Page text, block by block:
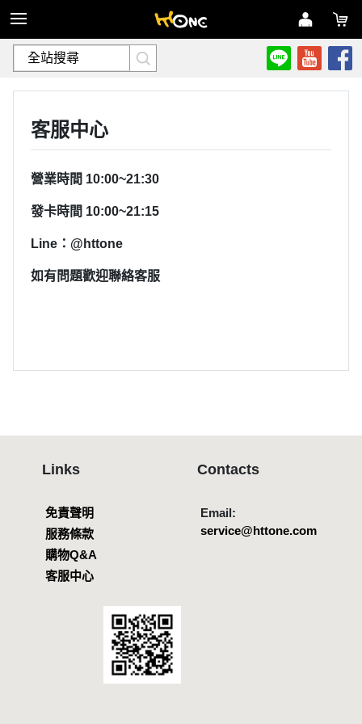
登入
註冊
客服中心
營業時間 10:00~21:30
發卡時間 10:00~21:15
Line：@httone
如有問題歡迎聯絡客服
Links
免責聲明
服務條款
購物Q&A
客服中心
Contacts
Email:
service@httone.com